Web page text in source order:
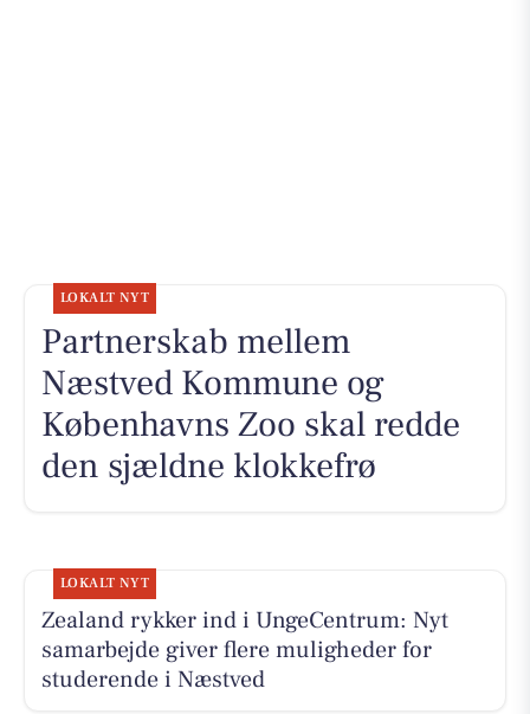
LOKALT NYT
Partnerskab mellem
Næstved Kommune og
Københavns Zoo skal redde
den sjældne klokkefrø
LOKALT NYT
Zealand rykker ind i UngeCentrum: Nyt
samarbejde giver flere muligheder for
studerende i Næstved